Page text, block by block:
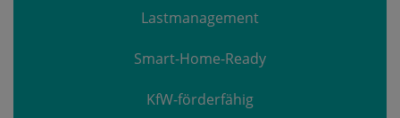
Lastmanagement
Smart-Home-Ready
KfW-förderfähig